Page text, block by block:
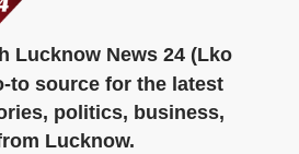
Lucknow News 24 (Lko
to source for the latest
politics, business,
Lucknow.